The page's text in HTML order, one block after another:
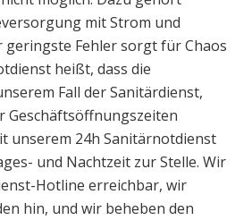
mit Strom und
geringste Fehler sorgt für Chaos
heißt, dass die
Fall der Sanitärdienst,
Geschäftsöffnungszeiten
unserem 24h Sanitärnotdienst
und Nachtzeit zur Stelle. Wir
Hotline erreichbar, wir
hin, und wir beheben den